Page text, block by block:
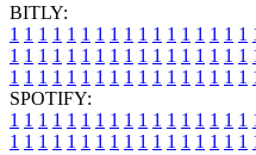
BITLY:
1 1 1 1 1 1 1 1 1 1 1 1 1 1 1 1 1
1 1 1 1 1 1 1 1 1 1 1 1 1 1 1 1 1
1 1 1 1 1 1 1 1 1 1 1 1 1 1 1 1 1
SPOTIFY:
1 1 1 1 1 1 1 1 1 1 1 1 1 1 1 1 1
1 1 1 1 1 1 1 1 1 1 1 1 1 1 1 1 1